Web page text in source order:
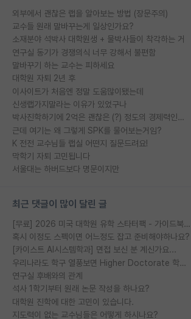
외부에서 괜찮은 랩을 알아보는 방법 (장문주의)
교수들 원래 말바꾸는게 일상인가요?
소재분야 석박사 대학원생 + 물박사들이 착각하는 거
연구실 동기가 경쟁의식 너무 강해서 불편함
말바꾸기 하는 교수는 피하세요
대학원 자퇴 2년 후
이사이트가 처음엔 정말 도움많이됐는데
신생랩가지말라는 이유가 있었구나
박사진학하기에 2억은 괜찮은 (?) 정도의 경제력인가요
근데 여기는 왜 그렇게 SPK를 물어보는거임?
K 전전 교수님들 랩실 어떤지 질문드려요!
막학기 자퇴 고민됩니다
서울대는 하버드보다 명문이지만
최근 댓글이 많이 달린 글
[무료] 2026 미국 대학원 유학 스타터팩 - 가이드북 & 합격자 컨택메일 템플릿
혹시 이정도 스펙이면 어느정도 잡고 준비해야하나요?
[카이스트 AI시스템학과] 면접 보신 분 계신가요...
우리나라도 학구 열풍보면 Higher Doctorate 학위가 필요하다고 봅니다.
연구실 후배와의 관계
석사 1학기부터 원래 논문 작성을 하나요?
대학원 진학에 대한 고민이 있습니다.
지도력이 없는 교수님들은 어떻게 하시나요?